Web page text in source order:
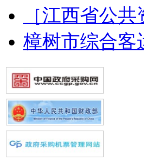
［江西省公
樟树市综合客